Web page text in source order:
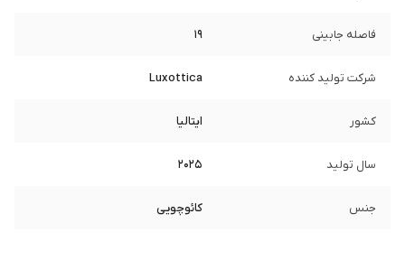
فاصله جابینی 19
شرکت تولید کننده Luxottica
کشور ایتالیا
سال تولید 2025
جنس کائوچویی